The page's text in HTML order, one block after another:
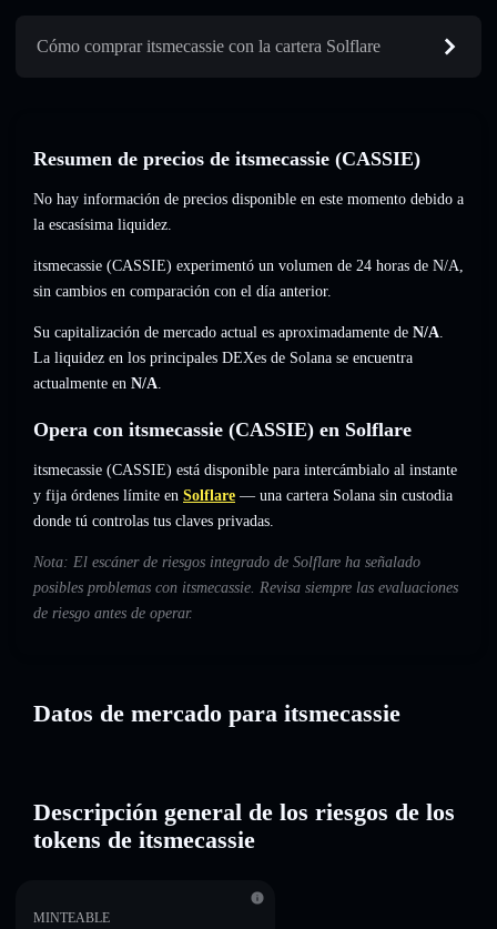
Cómo comprar itsmecassie con la cartera Solflare
Resumen de precios de itsmecassie (CASSIE)
No hay información de precios disponible en este momento debido a
la escasísima liquidez.
itsmecassie (CASSIE) experimentó un volumen de 24 horas de N/A,
sin cambios en comparación con el día anterior.
Su capitalización de mercado actual es aproximadamente de N/A.
La liquidez en los principales DEXes de Solana se encuentra
actualmente en N/A.
Opera con itsmecassie (CASSIE) en Solflare
itsmecassie (CASSIE) está disponible para intercámbialo al instante
y fija órdenes límite en Solflare — una cartera Solana sin custodia
donde tú controlas tus claves privadas.
Nota: El escáner de riesgos integrado de Solflare ha señalado
posibles problemas con itsmecassie. Revisa siempre las evaluaciones
de riesgo antes de operar.
Datos de mercado para itsmecassie
Descripción general de los riesgos de los
tokens de itsmecassie
MINTEABLE